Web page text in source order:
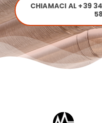
CHIAMACI AL +39